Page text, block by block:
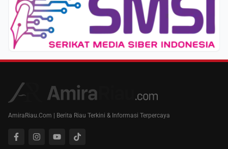
AmiraRiau.Com | Berita Riau Terkini & Informasi Terpercaya